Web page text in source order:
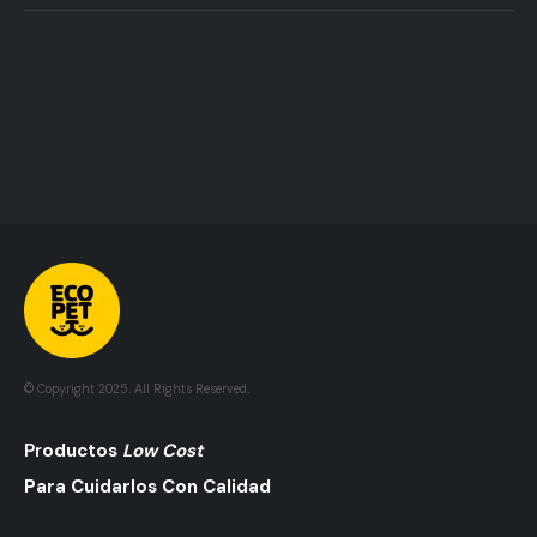
© Copyright 2025. All Rights Reserved.
PrOductos Low Cost
Para Cuidarlos Con Calidad